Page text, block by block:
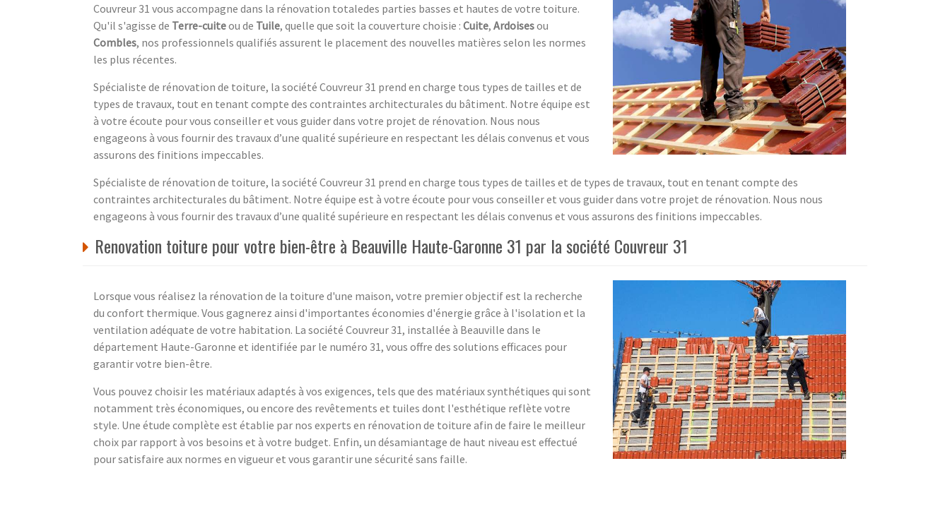
Couvreur 31 vous accompagne dans la rénovation totaledes parties basses et hautes de votre toiture.
Qu'il s'agisse de Terre-cuiteou de Tuile, quelle que soit la couverture choisie : Cuite, Ardoisesou
Combles, nos professionnels qualifiés assurent le placement des nouvelles matières selon les normes
les plus récentes.
Spécialiste de rénovation de toiture, la société Couvreur 31 prend en charge tous types de tailles et de
types de travaux, tout en tenant compte des contraintes architecturales du bâtiment. Notre équipe est
à votre écoute pour vous conseiller et vous guider dans votre projet de rénovation. Nous nous
engageons à vous fournir des travaux d’une qualité supérieure en respectant les délais convenus et vous
assurons des finitions impeccables.
Spécialiste de rénovation de toiture, la société Couvreur 31 prend en charge tous types de tailles et de types de travaux, tout en tenant compte des
contraintes architecturales du bâtiment. Notre équipe est à votre écoute pour vous conseiller et vous guider dans votre projet de rénovation. Nous nous
engageons à vous fournir des travaux d’une qualité supérieure en respectant les délais convenus et vous assurons des finitions impeccables.
Renovation toiture pour votre bien-être à Beauville Haute-Garonne 31 par la société Couvreur 31
Lorsque vous réalisez la rénovation de la toiture d'une maison, votre premier objectif est la recherche
du confort thermique. Vous gagnerez ainsi d'importantes économies d'énergie grâce à l'isolation et la
ventilation adéquate de votre habitation. La société Couvreur 31, installée à Beauville dans le
département Haute-Garonne et identifiée par le numéro 31, vous offre des solutions efficaces pour
garantir votre bien-être.
Vous pouvez choisir les matériaux adaptés à vos exigences, tels que des matériaux synthétiques qui sont
notamment très économiques, ou encore des revêtements et tuiles dont l'esthétique reflète votre
style. Une étude complète est établie par nos experts en rénovation de toiture afin de faire le meilleur
choix par rapport à vos besoins et à votre budget. Enfin, un désamiantage de haut niveau est effectué
pour satisfaire aux normes en vigueur et vous garantir une sécurité sans faille.